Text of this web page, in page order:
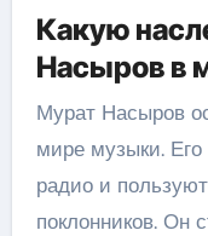
Какую
Насыров в
Мурат Насыров
мире музыки. Его
радио и
поклонников. Он